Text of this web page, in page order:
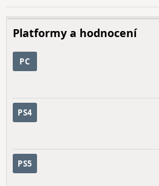
Platformy a hodnocení
PC
PS4
PS5